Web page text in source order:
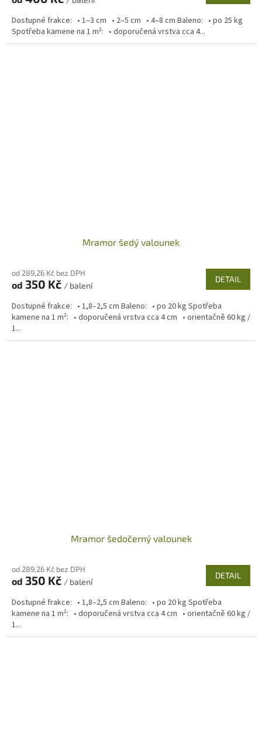
Dostupné frakce: • 1–3 cm • 2–5 cm • 4–8 cm Baleno: • po 25 kg
Spotřeba kamene na 1 m²: • doporučená vrstva cca 4...
Mramor šedý valounek
od 289,26 Kč bez DPH
od 350 Kč / balení
DETAIL
Dostupné frakce: • 1,8–2,5 cm Baleno: • po 20 kg Spotřeba
kamene na 1 m²: • doporučená vrstva cca 4 cm • orientačně 60 kg /
1...
Mramor šedočerný valounek
od 289,26 Kč bez DPH
od 350 Kč / balení
DETAIL
Dostupné frakce: • 1,8–2,5 cm Baleno: • po 20 kg Spotřeba
kamene na 1 m²: • doporučená vrstva cca 4 cm • orientačně 60 kg /
1...